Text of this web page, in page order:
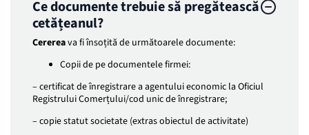
Ce documente trebuie să pregătească
cetățeanul?
Cerereava fi însoțită de următoarele documente:
Copii de pe documentele firmei:
– certificat de înregistrare a agentului economic la Oficiul
Registrului Comerțului/cod unic de înregistrare;
– copie statut societate (extras obiectul de activitate)